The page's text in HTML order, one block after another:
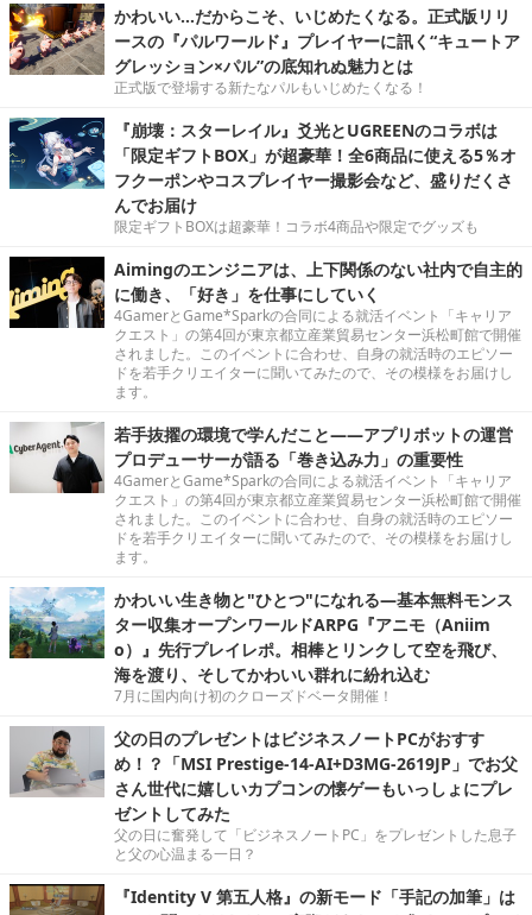
かわいい…だからこそ、いじめたくなる。正式版リリ
ースの『パルワールド』プレイヤーに訊く“キュートア
グレッション×パル”の底知れぬ魅力とは
正式版で登場する新たなパルもいじめたくなる！
『崩壊：スターレイル』爻光とUGREENのコラボは
「限定ギフトBOX」が超豪華！全6商品に使える5％オ
フクーポンやコスプレイヤー撮影会など、盛りだくさ
んでお届け
限定ギフトBOXは超豪華！コラボ4商品や限定でグッズも
Aimingのエンジニアは、上下関係のない社内で自主的
に働き、「好き」を仕事にしていく
4GamerとGame*Sparkの合同による就活イベント「キャリア
クエスト」の第4回が東京都立産業貿易センター浜松町館で開催
されました。このイベントに合わせ、自身の就活時のエピソー
ドを若手クリエイターに聞いてみたので、その模様をお届けし
ます。
若手抜擢の環境で学んだこと――アプリボットの運営
プロデューサーが語る「巻き込み力」の重要性
4GamerとGame*Sparkの合同による就活イベント「キャリア
クエスト」の第4回が東京都立産業貿易センター浜松町館で開催
されました。このイベントに合わせ、自身の就活時のエピソー
ドを若手クリエイターに聞いてみたので、その模様をお届けし
ます。
かわいい生き物と"ひとつ"になれる―基本無料モンス
ター収集オープンワールドARPG『アニモ（Aniim
o）』先行プレイレポ。相棒とリンクして空を飛び、
海を渡り、そしてかわいい群れに紛れ込む
7月に国内向け初のクローズドベータ開催！
父の日のプレゼントはビジネスノートPCがおすす
め！？「MSI Prestige-14-AI+D3MG-2619JP」でお父
さん世代に嬉しいカプコンの懐ゲーもいっしょにプレ
ゼントしてみた
父の日に奮発して「ビジネスノートPC」をプレゼントした息子
と父の心温まる一日？
『Identity V 第五人格』の新モード「手記の加筆」は